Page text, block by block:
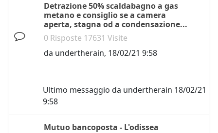
Detrazione 50% scaldabagno a gas
metano e consiglio se a camera
aperta, stagna od a condensazione...
0 Risposte 17631 Visite
da undertherain, 18/02/21 9:58
Ultimo messaggio da undertherain 18/02/21
9:58
Mutuo bancoposta - L'odissea